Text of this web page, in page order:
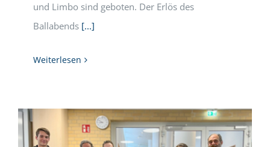
und Limbo sind geboten. Der Erlös des
Ballabends [...]
Weiterlesen